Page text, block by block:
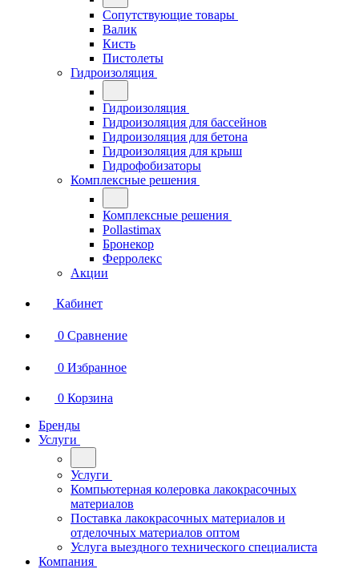
Сопутствующие товары
Валик
Кисть
Пистолеты
Гидроизоляция
Гидроизоляция
Гидроизоляция для бассейнов
Гидроизоляция для бетона
Гидроизоляция для крыш
Гидрофобизаторы
Комплексные решения
Комплексные решения
Pollastimax
Бронекор
Ферролекс
Акции
Кабинет
0 Сравнение
0 Избранное
0 Корзина
Бренды
Услуги
Услуги
Компьютерная колеровка лакокрасочных
материалов
Поставка лакокрасочных материалов и
отделочных материалов оптом
Услуга выездного технического специалиста
Компания